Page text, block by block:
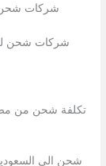
شركات شحن
شركات شحن
تكلفة شحن من
شحن الى